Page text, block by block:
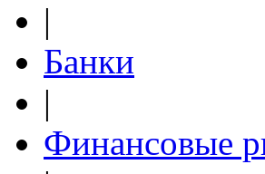
|
Банки
|
Финансовые